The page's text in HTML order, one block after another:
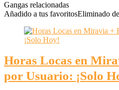
Gangas relacionadas
Añadido a tus favoritosEliminado
Horas Locas en
por Usuario: ¡Solo